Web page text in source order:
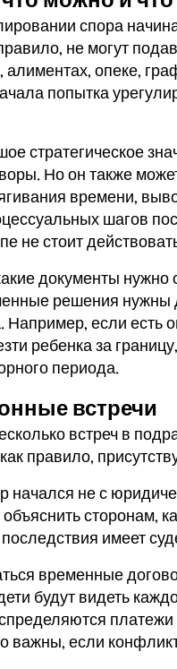
спора
не могут
опеке,
попытка
стратегическое
Но он также
времени,
шагов
не стоит
документы
решения нужны
если есть
ребенка за
периода.
встречи
встреч в
правило,
начался не с
сторонам,
имеет
временные
будут видеть
важны, если